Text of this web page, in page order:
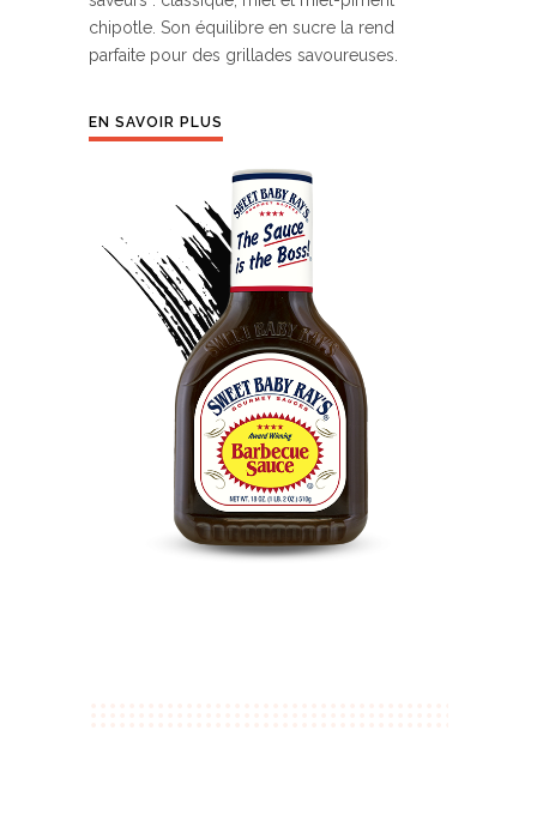
chipotle. Son équilibre en sucre la rend
parfaite pour des grillades savoureuses.
EN SAVOIR PLUS